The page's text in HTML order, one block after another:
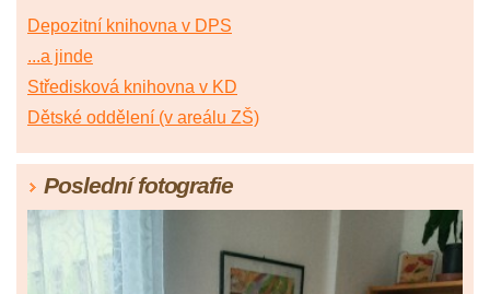
Depozitní knihovna v DPS
...a jinde
Středisková knihovna v KD
Dětské oddělení (v areálu ZŠ)
Poslední fotografie